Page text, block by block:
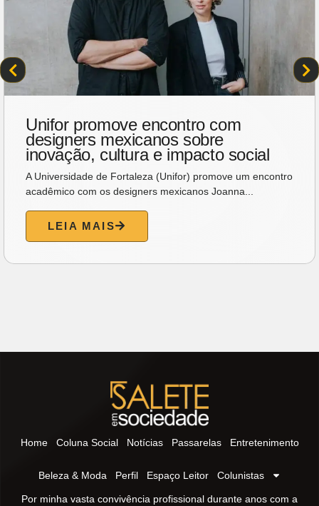
Karl Lagerfeld leva sua assinatura
para além da moda e inaugura café
em Amsterdã
A Karl Lagerfeld acaba de expandir seu universo criativo
para um novo território: a gastronomia. A grife...
LEIA MAIS
Home Coluna Social Notícias Passarelas Entretenimento
Beleza & Moda Perfil Espaço Leitor Colunistas
Por minha vasta convivência profissional durante anos com a